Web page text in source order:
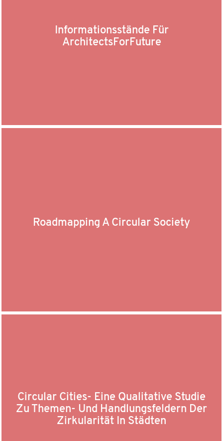
Informationsstände Für
ArchitectsForFuture
Roadmapping A Circular Society
Circular Cities- Eine Qualitative Studie
Zu Themen- Und Handlungsfeldern Der
Zirkularität In Städten